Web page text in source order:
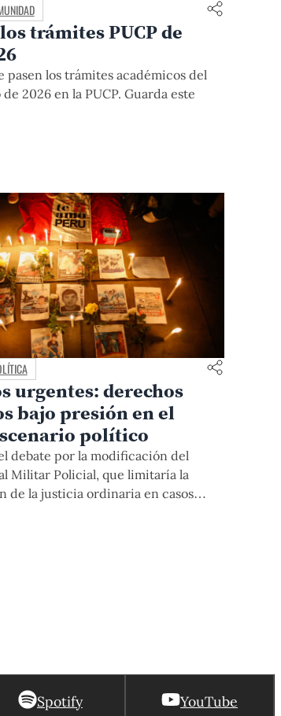
trámites PUCP de
pasen los trámites académicos del
2026 en la PUCP. Guarda este
urgentes: derechos
bajo presión en el
político
debate por la modificación del
Militar Policial, que limitaría la
de la justicia ordinaria en casos
militares y policías, Elizabeth Salmón
Spotify YouTube